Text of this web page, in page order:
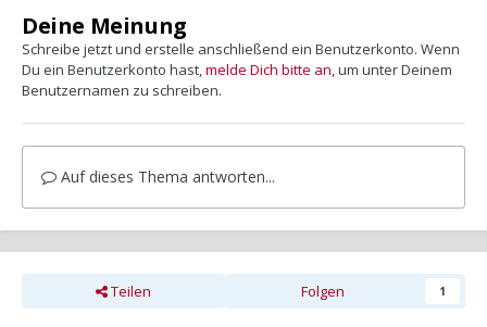
Deine Meinung
Schreibe jetzt und erstelle anschließend ein Benutzerkonto. Wenn
Du ein Benutzerkonto hast,melde Dich bitte an, um unter Deinem
Benutzernamen zu schreiben.
Auf dieses Thema antworten...
Teilen Folgen 1